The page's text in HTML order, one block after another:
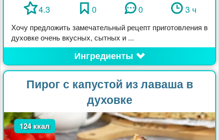
4.3 0 0 3 ч
Хочу предложить замечательный рецепт приготовления в
духовке очень вкусных, сытных и ...
Ингредиенты
Пирог с капустой из лаваша в
духовке
124 ккал